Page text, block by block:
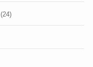
(24)